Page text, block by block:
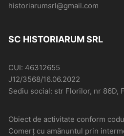
historiarumsrl@gmail.com
SC HISTORIARUM SRL
CUI: 46312655
J12/3568/16.06.2022
Sediu social: str Florilor, nr 86D,
Obiect de activitate conform
Comerţ cu amănuntul prin